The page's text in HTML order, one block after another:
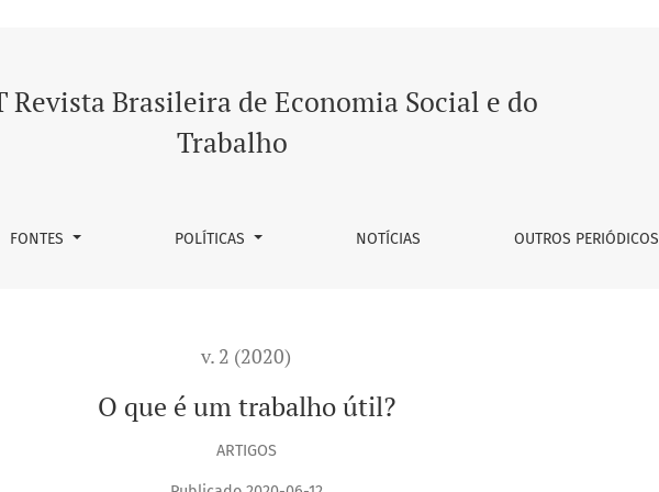
Revista Brasileira de Economia Social e do
Trabalho
FONTES POLÍTICAS NOTÍCIAS OUTROS PERIÓDICOS
v. 2 (2020)
O que é um trabalho útil?
ARTIGOS